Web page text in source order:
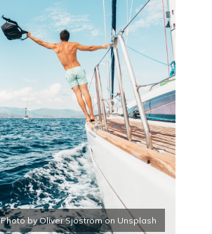
Photo by Oliver Sjöström on Unsplash